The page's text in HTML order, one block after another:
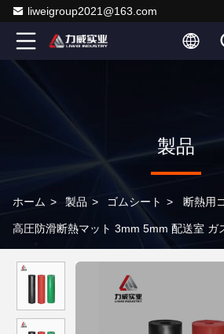
liweigroup2021@163.com
製品
ホーム > 製品 > ゴムシート > 断熱用
高圧防滑断熱マット 3mm 5mm 配送室 ガ